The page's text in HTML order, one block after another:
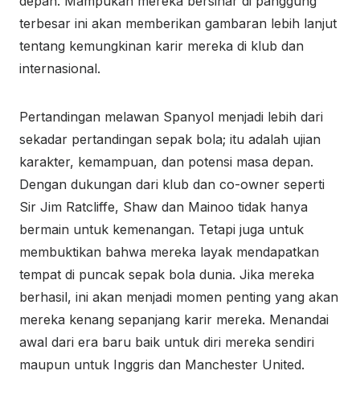
terbesar ini akan memberikan gambaran lebih lanjut
tentang kemungkinan karir mereka di klub dan
internasional.
Pertandingan melawan Spanyol menjadi lebih dari
sekadar pertandingan sepak bola; itu adalah ujian
karakter, kemampuan, dan potensi masa depan.
Dengan dukungan dari klub dan co-owner seperti
Sir Jim Ratcliffe, Shaw dan Mainoo tidak hanya
bermain untuk kemenangan. Tetapi juga untuk
membuktikan bahwa mereka layak mendapatkan
tempat di puncak sepak bola dunia. Jika mereka
berhasil, ini akan menjadi momen penting yang akan
mereka kenang sepanjang karir mereka. Menandai
awal dari era baru baik untuk diri mereka sendiri
maupun untuk Inggris dan Manchester United.